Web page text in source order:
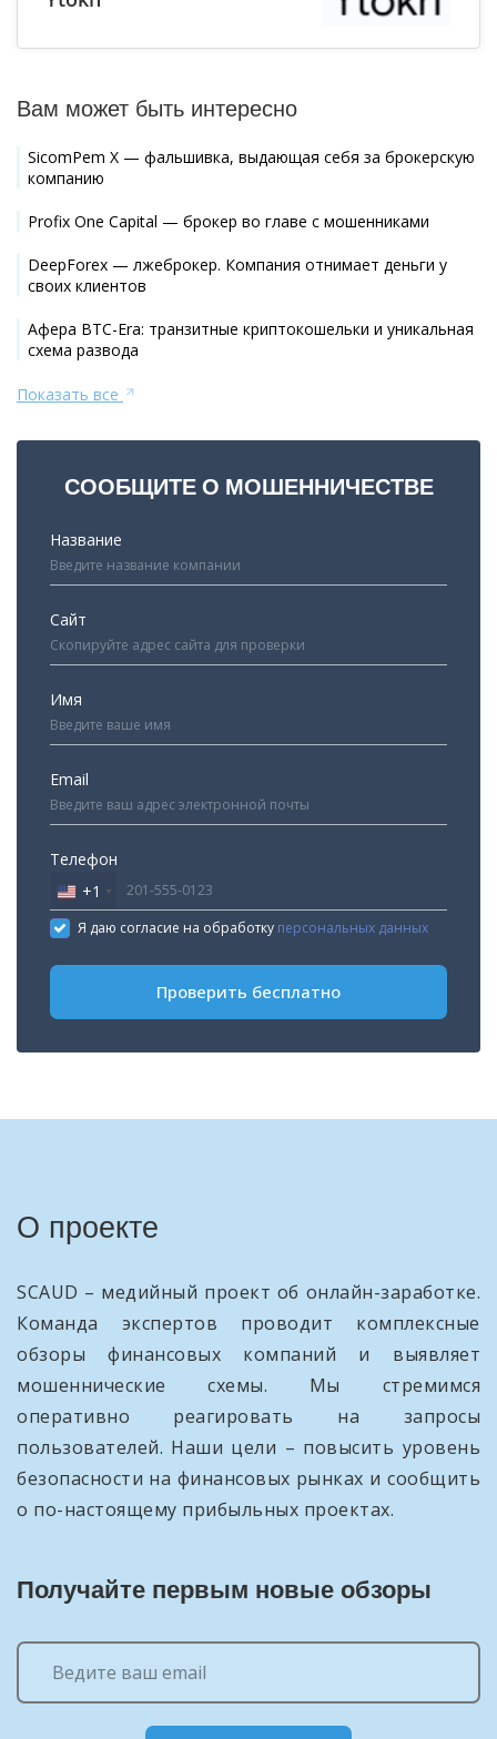
Вам может быть интересно
SicomPem X — фальшивка, выдающая себя за брокерскую
компанию
Profix One Capital — брокер во главе с мошенниками
DeepForex — лжеброкер. Компания отнимает деньги у
своих клиентов
Афера BTC-Era: транзитные криптокошельки и уникальная
схема развода
Показать все
СООБЩИТЕ О МОШЕННИЧЕСТВЕ
Название
Сайт
Имя
Email
Телефон
United
States
+1
+1
Я даю согласие на обработку персональных данных
Проверить бесплатно
О проекте
SCAUD – медийный проект об онлайн-заработке.
Команда экспертов проводит комплексные
обзоры финансовых компаний и выявляет
мошеннические схемы. Мы стремимся
оперативно реагировать на запросы
пользователей. Наши цели – повысить уровень
безопасности на финансовых рынках и сообщить
о по-настоящему прибыльных проектах.
Получайте первым новые обзоры